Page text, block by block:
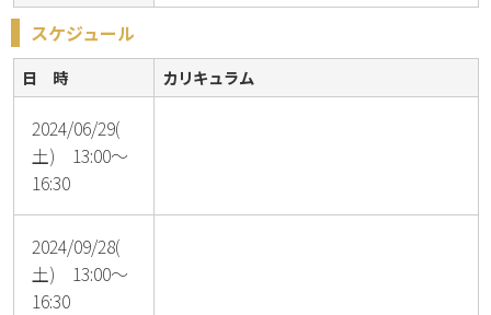
スケジュール
日 時 カリキュラム
2024/06/29(
土) 13:00～
16:30
2024/09/28(
土) 13:00～
16:30